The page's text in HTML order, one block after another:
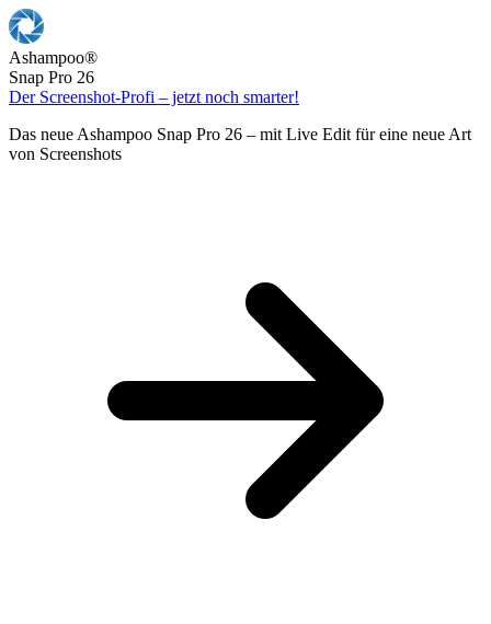
Ashampoo®
Snap Pro 26
Der Screenshot-Profi – jetzt noch smarter!
Das neue Ashampoo Snap Pro 26 – mit Live Edit für eine neue Art
von Screenshots